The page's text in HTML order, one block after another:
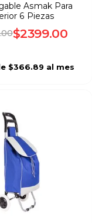
Asmak Para
6 Piezas
.00$2399.00
$366.89 al mes